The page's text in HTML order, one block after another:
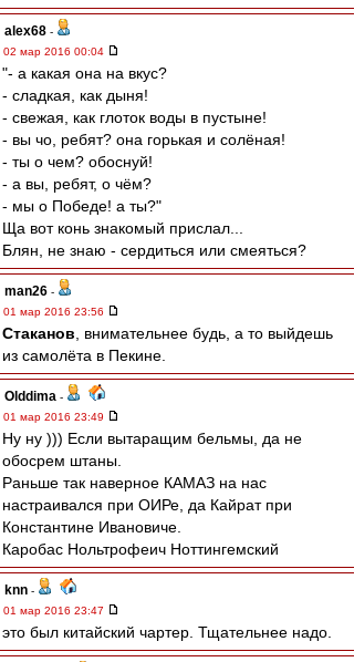
alex68 -
02 мар 2016 00:04
"- а какая она на вкус?
- сладкая, как дыня!
- свежая, как глоток воды в пустыне!
- вы чо, ребят? она горькая и солёная!
- ты о чем? обоснуй!
- а вы, ребят, о чём?
- мы о Победе! а ты?"
Ща вот конь знакомый прислал...
Блян, не знаю - сердиться или смеяться?
man26 -
01 мар 2016 23:56
Cтаканов , внимательнее будь, а то выйдешь
из самолёта в Пекине.
Olddima -
01 мар 2016 23:49
Ну ну ))) Если вытаращим бельмы, да не
обосрем штаны.
Раньше так наверное КАМАЗ на нас
настраивался при ОИРе, да Кайрат при
Константине Ивановиче.
Каробас Нольтрофеич Ноттингемский
knn -
01 мар 2016 23:47
это был китайский чартер. Тщательнее надо.